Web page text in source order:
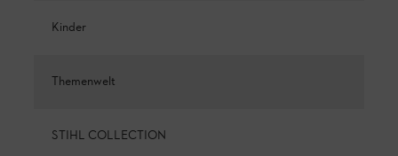
Kinder
Themenwelt
STIHL COLLECTION